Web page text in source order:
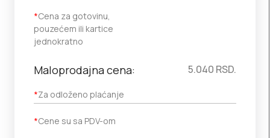
*Cena za gotovinu,
pouzećem ili kartice
jednokratno
Maloprodajna cena:
*Za odloženo plaćanje
5.040 RSD.
*Cene su sa PDV-om